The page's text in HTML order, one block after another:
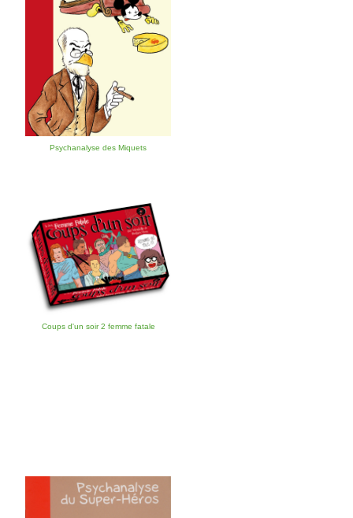
Psychanalyse des Miquets
Coups d'un soir 2 femme fatale